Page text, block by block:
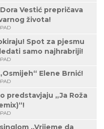
Vestić prepričava
života!
Spot za pjesmu
samo najhrabriji!
Elene Brnić!
predstavjaju „Ja Roža